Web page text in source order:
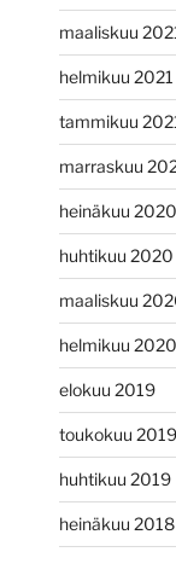
maaliskuu
helmikuu 2021
tammikuu
marraskuu
heinäkuu 2020
huhtikuu 2020
maaliskuu
helmikuu 2020
elokuu 2019
toukokuu 2019
huhtikuu 2019
heinäkuu 2018